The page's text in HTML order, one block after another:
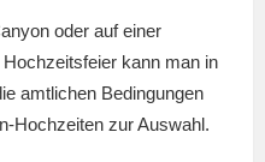
oder auf einer
kann man in
amtlichen Bedingungen
Hochzeiten zur Auswahl.